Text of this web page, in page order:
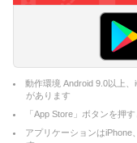
動作環境 Android 9.0以上
があります
「App Store」ボタンを押
アプリケーションはiPhone